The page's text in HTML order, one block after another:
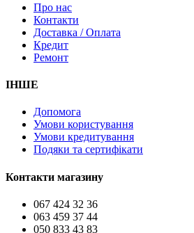
Про нас
Контакти
Доставка / Оплата
Кредит
Ремонт
ІНШЕ
Допомога
Умови користування
Умови кредитування
Подяки та сертифікати
Контакти магазину
067 424 32 36
063 459 37 44
050 833 43 83